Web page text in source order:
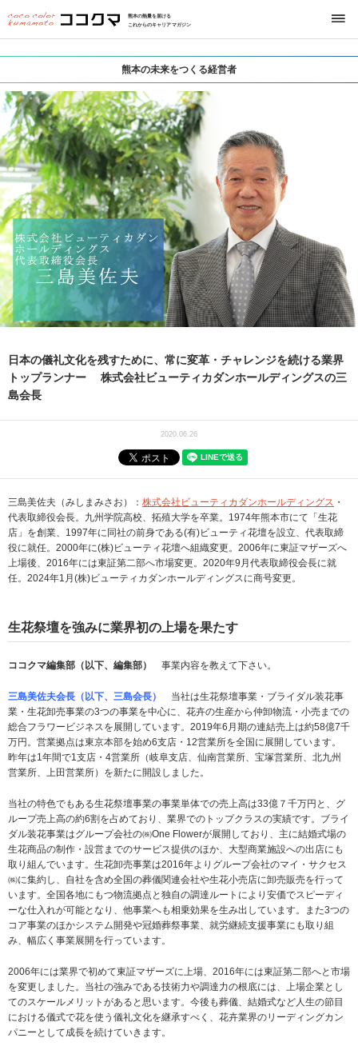
熊本の熱量を届ける
これからのキャリアマガジン
熊本の未来をつくる経営者
日本の儀礼文化を残すために、常に変革・チャレンジを続ける業界
トップランナー 株式会社ビューティカダンホールディングスの三
島会長
2020.06.26
三島美佐夫（みしまみさお）： 株式会社ビューティカダンホールディングス ・
代表取締役会長。九州学院高校、拓殖大学を卒業。1974年熊本市にて「生花
店」を創業、1997年に同社の前身である(有)ビューティ花壇を設立、代表取締
役に就任。2000年に(株)ビューティ花壇へ組織変更。2006年に東証マザーズへ
上場後、2016年には東証第二部へ市場変更。2020年9月代表取締役会長に就
任。2024年1月(株)ビューティカダンホールディングスに商号変更。
生花祭壇を強みに業界初の上場を果たす
ココクマ編集部（以下、編集部） 事業内容を教えて下さい。
三島美佐夫会長（以下、三島会長）
当社は生花祭壇事業・ブライダル装花事
業・生花卸売事業の3つの事業を中心に、花卉の生産から仲卸物流・小売までの
総合フラワービジネスを展開しています。2019年6月期の連結売上は約58億7千
万円。営業拠点は東京本部を始め6支店・12営業所を全国に展開しています。
昨年は1年間で1支店・4営業所（岐阜支店、仙南営業所、宝塚営業所、北九州
営業所、上田営業所）を新たに開設しました。
当社の特色でもある生花祭壇事業の事業単体での売上高は33億７千万円と、グ
ループ売上高の約6割を占めており、業界でのトップクラスの実績です。ブライ
ダル装花事業はグループ会社の㈱One Flowerが展開しており、主に結婚式場の
生花商品の制作・設営までのサービス提供のほか、大型商業施設への出店にも
取り組んでいます。生花卸売事業は2016年よりグループ会社のマイ・サクセス
㈱に集約し、自社を含め全国の葬儀関連会社や生花小売店に卸売販売を行って
います。全国各地にもつ物流拠点と独自の調達ルートにより安価でスピーディ
ーな仕入れが可能となり、他事業へも相乗効果を生み出しています。また3つの
コア事業のほかシステム開発や冠婚葬祭事業、就労継続支援事業にも取り組
み、幅広く事業展開を行っています。
2006年には業界で初めて東証マザーズに上場、2016年には東証第二部へと市場
を変更しました。当社の強みである技術力や調達力の根底には、上場企業とし
てのスケールメリットがあると思います。今後も葬儀、結婚式など人生の節目
における儀式で花を使う儀礼文化を継承すべく、花卉業界のリーディングカン
パニーとして成長を続けていきます。